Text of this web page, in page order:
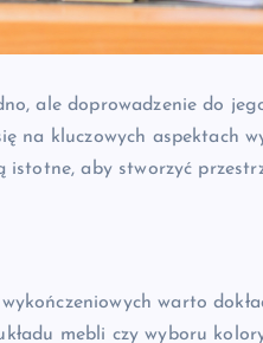
ale doprowadzenie do
na kluczowych aspektach
istotne, aby stworzyć
warto
mebli czy wyboru